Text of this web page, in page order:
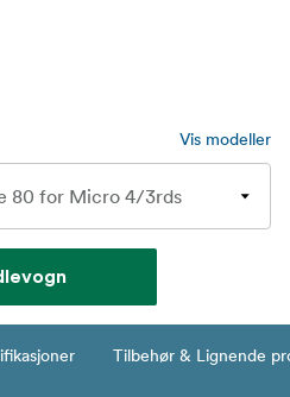
Vis modeller
Tilbehør & Lignende